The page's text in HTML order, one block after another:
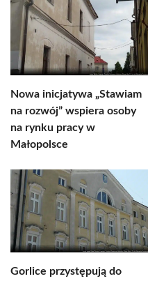
Nowa inicjatywa „Stawiam
na rozwój” wspiera osoby
na rynku pracy w
Małopolsce
Gorlice przystępują do